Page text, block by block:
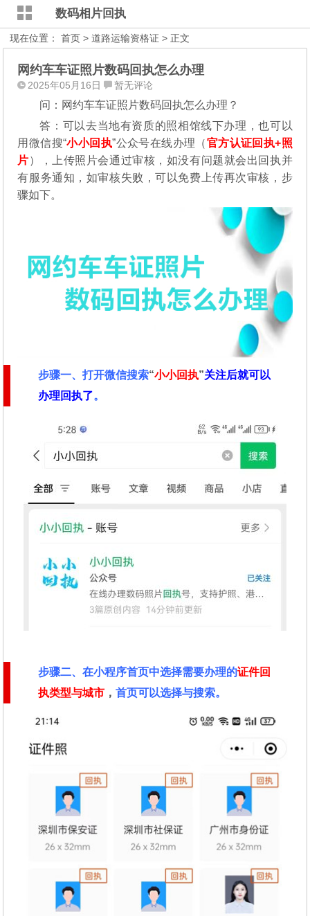
数码相片回执
现在位置：首页 >道路运输资格证 > 正文
网约车车证照片数码回执怎么办理
2025年05月16日 暂无评论
问：网约车车证照片数码回执怎么办理？
答：可以去当地有资质的照相馆线下办理，也可以
用微信搜“小小回执”公众号在线办理（官方认证回执+照
片），
上传照片会通过审核，如没有问题就会出回执并
有服务通知，如审核失败，可以免费上传再次审核，步
骤如下。
步骤一、打开微信搜索“小小回执”关注后就可以
办理回执了。
步骤二、在小程序首页中选择需要办理的证件回
执类型与城市 ，首页可以选择与搜索。